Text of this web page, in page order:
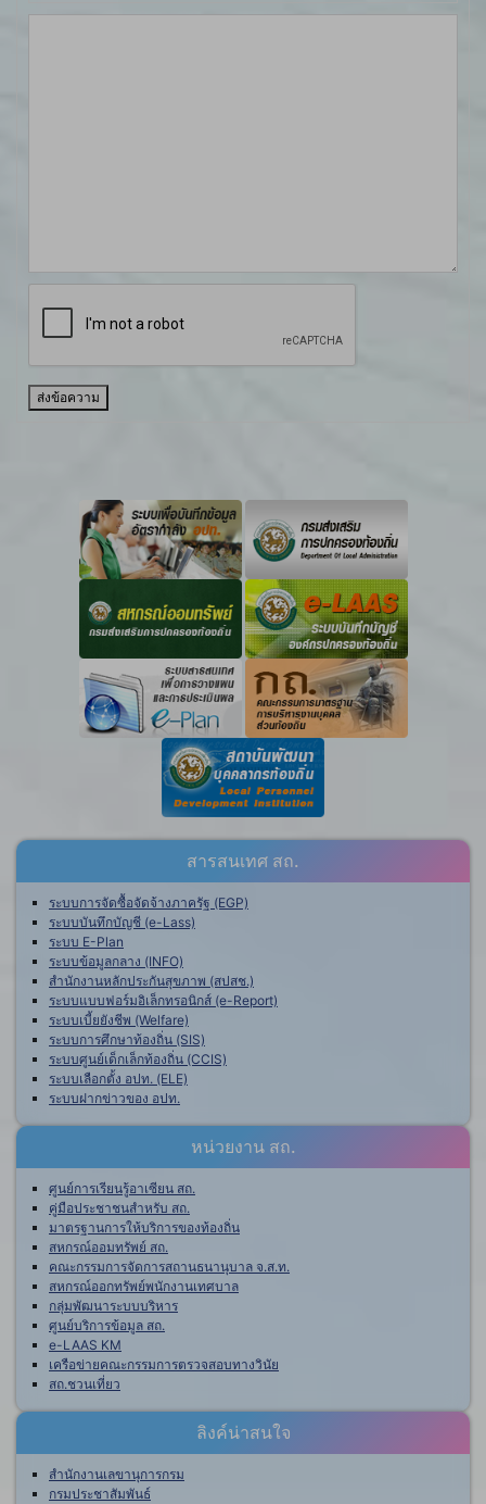
ส่งข้อความ
สารสนเทศ สถ.
ระบบการจัดซื้อจัดจ้างภาครัฐ (EGP)
ระบบบันทึกบัญชี (e-Lass)
ระบบ E-Plan
ระบบข้อมูลกลาง (INFO)
สำนักงานหลักประกันสุขภาพ (สปสช.)
ระบบแบบฟอร์มอิเล็กทรอนิกส์ (e-Report)
ระบบเบี้ยยังชีพ (Welfare)
ระบบการศึกษาท้องถิ่น (SIS)
ระบบศูนย์เด็กเล็กท้องถิ่น (CCIS)
ระบบเลือกตั้ง อปท. (ELE)
ระบบฝากข่าวของ อปท.
หน่วยงาน สถ.
ศูนย์การเรียนรู้อาเซียน สถ.
คู่มือประชาชนสำหรับ สถ.
มาตรฐานการให้บริการของท้องถิ่น
สหกรณ์ออมทรัพย์ สถ.
คณะกรรมการจัดการสถานธนานุบาล จ.ส.ท.
สหกรณ์ออกทรัพย์พนักงานเทศบาล
กลุ่มพัฒนาระบบบริหาร
ศูนย์บริการข้อมูล สถ.
e-LAAS KM
เครือข่ายคณะกรรมการตรวจสอบทางวินัย
สถ.ชวนเที่ยว
ลิงค์น่าสนใจ
สำนักงานเลขานุการกรม
กรมประชาสัมพันธ์